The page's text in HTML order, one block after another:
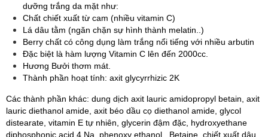
dưỡng trắng da mặt như:
Chất chiết xuất từ cam (nhiều vitamin C)
Lá dâu tằm (ngăn chặn sự hình thành melatin..)
Berry chất có công dụng làm trắng nổi tiếng với nhiều arbutin
Đặc biệt là hàm lượng Vitamin C lên đến 2000cc.
Hương Bưởi thơm mát.
Thành phần hoạt tính: axit glycyrrhizic 2K
Các thành phần khác: dung dịch axit lauric amidopropyl betain, axit
lauric diethanol amide, axit béo dầu cọ diethanol amide, glycol
distearate, vitamin E tự nhiên, glycerin đậm đặc, hydroxyethane
diphosphonic acid 4 Na, phenoxy ethanol , Betaine, chiết xuất dâu